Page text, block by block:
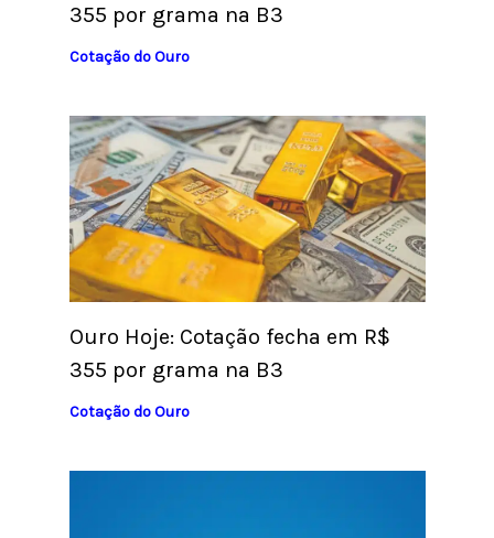
355 por grama na B3
Cotação do Ouro
Ouro Hoje: Cotação fecha em R$
355 por grama na B3
Cotação do Ouro